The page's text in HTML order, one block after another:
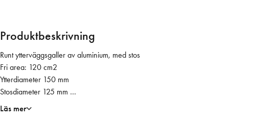
l
u
m
i
n
Produktbeskrivning
Runt ytterväggsgaller av aluminium, med stos
Fri area: 120 cm2
Ytterdiameter 150 mm
Stosdiameter 125 mm
Utan insektsnät
Läs mer